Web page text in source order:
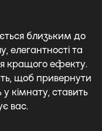
близьким до
елегантності та
кращого ефекту.
щоб привернути
кімнату, ставить
вас.